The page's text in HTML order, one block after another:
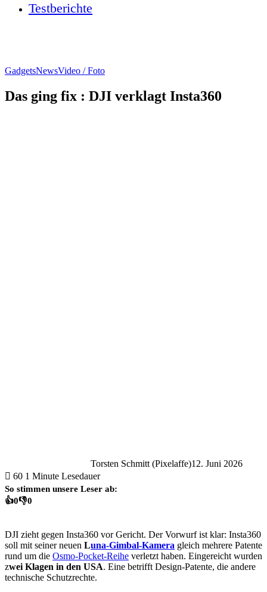
Testberichte
GadgetsNewsVideo / Foto
Das ging fix : DJI verklagt Insta360
Torsten Schmitt (Pixelaffe)12. Juni 2026
60 1 Minute Lesedauer
So stimmen unsere Leser ab:
👍0👎0
DJI zieht gegen Insta360 vor Gericht. Der Vorwurf ist klar: Insta360
soll mit seiner neuen Luna-Gimbal-Kamera gleich mehrere Patente
rund um die Osmo-Pocket-Reihe verletzt haben. Eingereicht wurden
zwei Klagen in den USA. Eine betrifft Design-Patente, die andere
technische Schutzrechte.